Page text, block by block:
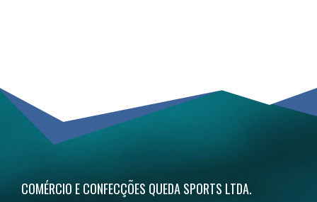
ser
do
COMÉRCIO E CONFECÇÕES QUEDA SPORTS LTDA.